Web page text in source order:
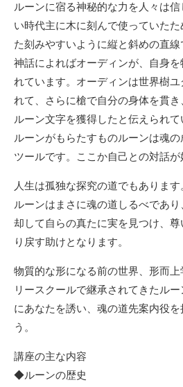
ルーンに宿る神秘的な力を人々は
い時代主に木に刻んで使っていた
た刻みやすいように縦と斜めの直
神話によればオーディンが、自身
れています。オーディンは世界樹
れて、さらに槍で自分の身体を貫き
ルーン文字を獲得したと伝えられて
ルーンがもらたすものルーンは魂
ツールです。ここか自己との対話が
人生は孤独な探究の道でもあります
ルーンはまさに魂の道しるべであ
却して自らの真たに実を見つけ、
り戻す助けとなります。
物質的な形になる前の世界、形而
リースクールで継承されてきたル
にあなたを誘い、魂の道先案内役
う。
講座の主な内容
◆ルーンの歴史